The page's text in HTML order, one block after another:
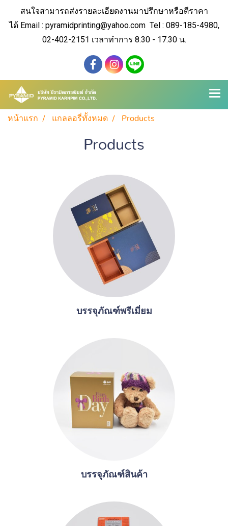
สนใจสามารถส่งรายละเอียดงานมาปรึกษาหรือตีราคา
ได้ Email : pyramidprinting@yahoo.com Tel : 089-185-4980,
02-402-2151 เวลาทำการ 8.30 - 17.30 น.
หน้าแรก แกลลอรี่ทั้งหมด Products
Products
บรรจุภัณฑ์พรีเมี่ยม
บรรจุภัณฑ์สินค้า